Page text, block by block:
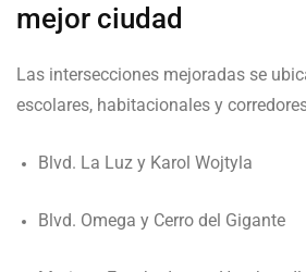
mejor ciudad
Las intersecciones mejoradas se
escolares, habitacionales y
Blvd. La Luz y Karol Wojtyla
Blvd. Omega y Cerro del Gigante